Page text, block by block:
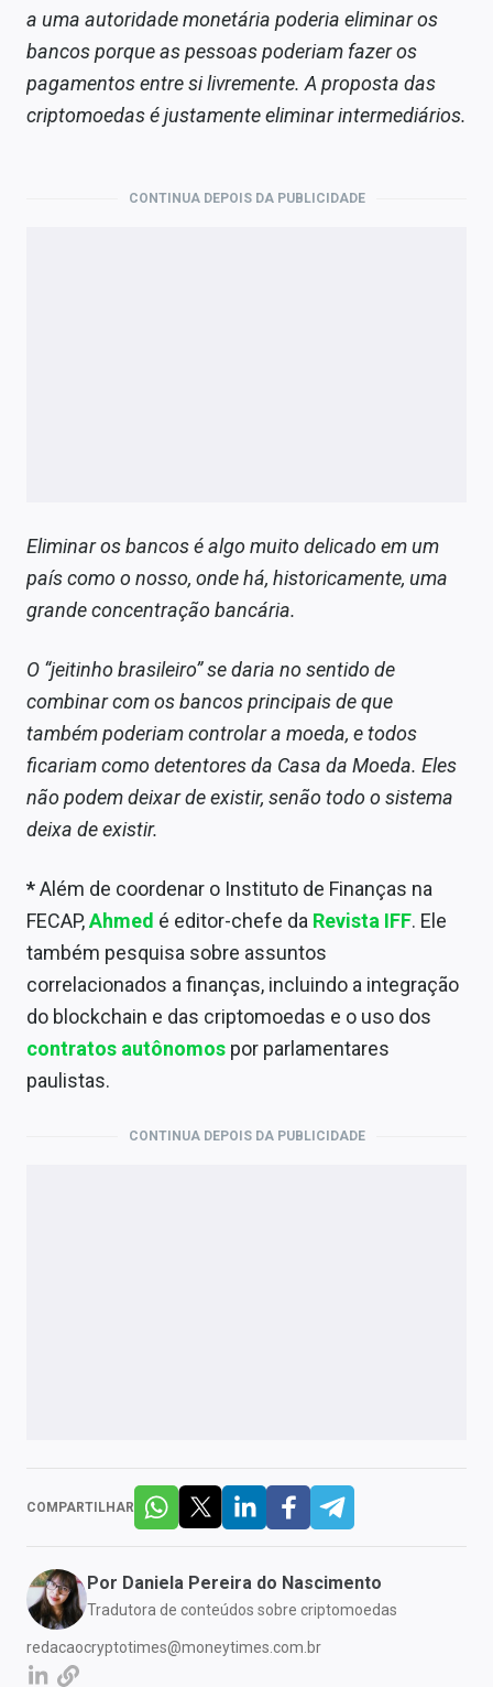
a uma autoridade monetária poderia eliminar os
bancos porque as pessoas poderiam fazer os
pagamentos entre si livremente. A proposta das
criptomoedas é justamente eliminar intermediários.
CONTINUA DEPOIS DA PUBLICIDADE
Eliminar os bancos é algo muito delicado em um
país como o nosso, onde há, historicamente, uma
grande concentração bancária.
O “jeitinho brasileiro” se daria no sentido de
combinar com os bancos principais de que
também poderiam controlar a moeda, e todos
ficariam como detentores da Casa da Moeda. Eles
não podem deixar de existir, senão todo o sistema
deixa de existir.
*Além de coordenar o Instituto de Finanças na
FECAP,Ahmed é editor-chefe da Revista IFF. Ele
também pesquisa sobre assuntos
correlacionados a finanças, incluindo a integração
do blockchain e das criptomoedas e o uso dos
contratos autônomos por parlamentares
paulistas.
CONTINUA DEPOIS DA PUBLICIDADE
COMPARTILHAR
Por Daniela Pereira do Nascimento
Tradutora de conteúdos sobre criptomoedas
redacaocryptotimes@moneytimes.com.br